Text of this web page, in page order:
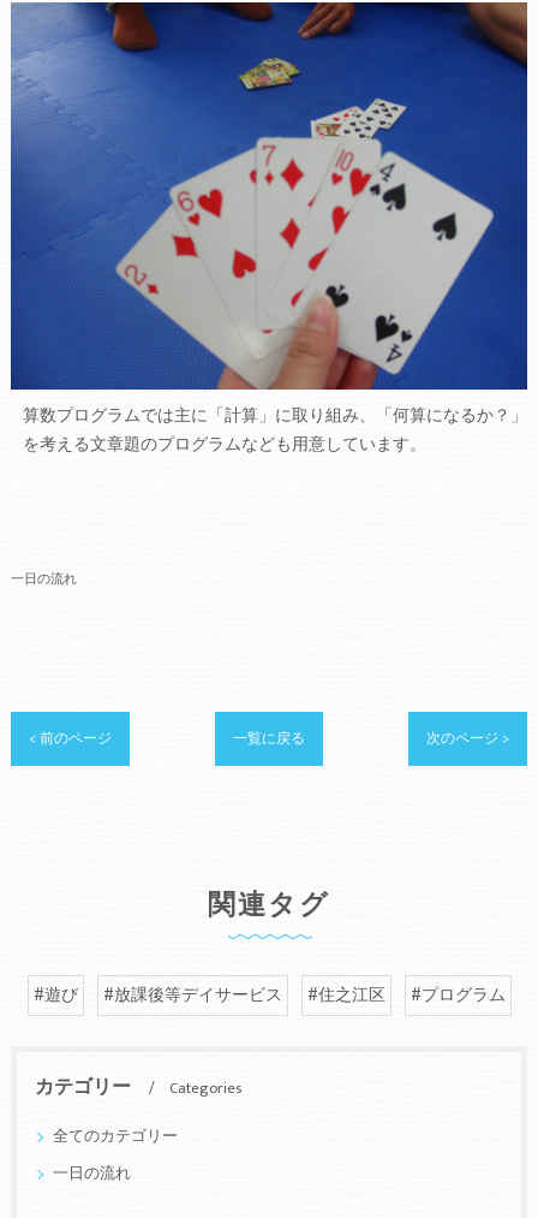
算数プログラムでは主に「計算」に取り組み、「何算になるか？」
を考える文章題のプログラムなども用意しています。
一日の流れ
< 前のページ 一覧に戻る 次のページ >
関連タグ
#遊び #放課後等デイサービス #住之江区 #プログラム
カテゴリー
Categories
全てのカテゴリー
一日の流れ